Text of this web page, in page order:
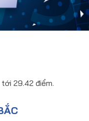
29.42 điểm.